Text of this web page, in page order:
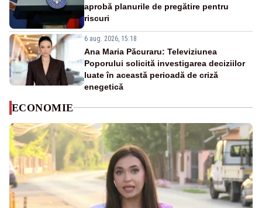
aprobă planurile de pregătire pentru
riscuri
6 aug. 2026, 15:18
Ana Maria Păcuraru: Televiziunea
Poporului solicită investigarea deciziilor
luate în această perioadă de criză
enegetică
ECONOMIE